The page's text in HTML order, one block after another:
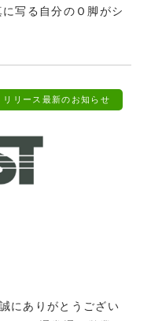
写る自分のＯ脚がシ
リリース 最新のお知らせ
にありがとうござい